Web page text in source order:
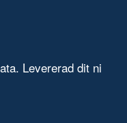
Levererad dit ni